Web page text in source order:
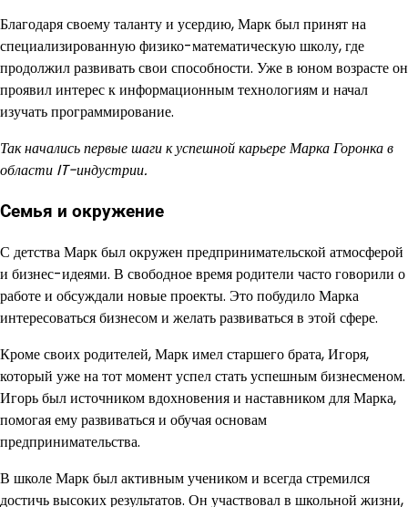
Благодаря своему таланту и усердию, Марк был принят на
специализированную физико-математическую школу, где
продолжил развивать свои способности. Уже в юном возрасте он
проявил интерес к информационным технологиям и начал
изучать программирование.
Так начались первые шаги к успешной карьере Марка Горонка в
области IT-индустрии.
Семья и окружение
С детства Марк был окружен предпринимательской атмосферой
и бизнес-идеями. В свободное время родители часто говорили о
работе и обсуждали новые проекты. Это побудило Марка
интересоваться бизнесом и желать развиваться в этой сфере.
Кроме своих родителей, Марк имел старшего брата, Игоря,
который уже на тот момент успел стать успешным бизнесменом.
Игорь был источником вдохновения и наставником для Марка,
помогая ему развиваться и обучая основам
предпринимательства.
В школе Марк был активным учеником и всегда стремился
достичь высоких результатов. Он участвовал в школьной жизни,